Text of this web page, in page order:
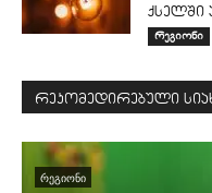
ქსელში
რეგიონი
რეკომედირებული
ᲠᲔᲒᲘᲝᲜᲘ